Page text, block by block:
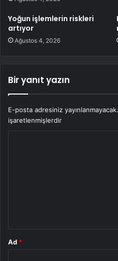
Yoğun işlemlerin riskleri
artıyor
Ağustos 4, 2026
Bir yanıt yazın
E-posta adresiniz yayınlanmayacak.
işaretlenmişlerdir
Ad *